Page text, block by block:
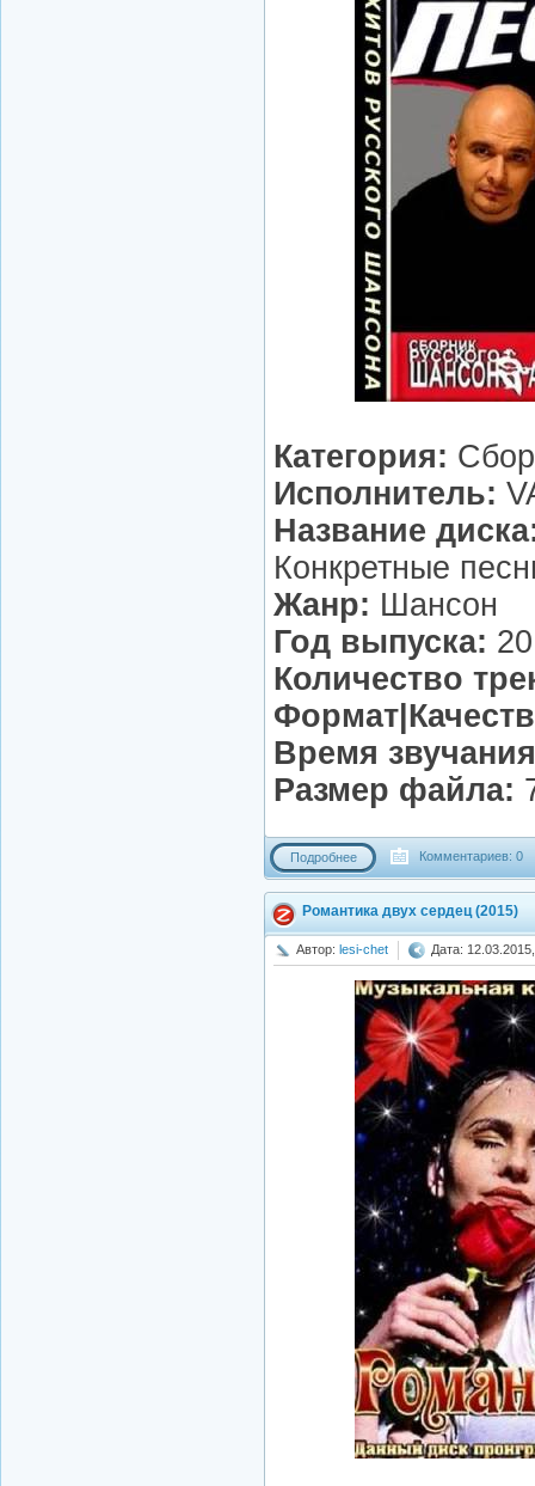
Категория:
Исполнитель:
Название
Конкретные
Жанр: Шансон
Год выпуска:
Количество
Время
Размер файла:
Подробнее Комментариев: 0
Романтика двух сердец (2015)
Автор: lesi-chet Дата: